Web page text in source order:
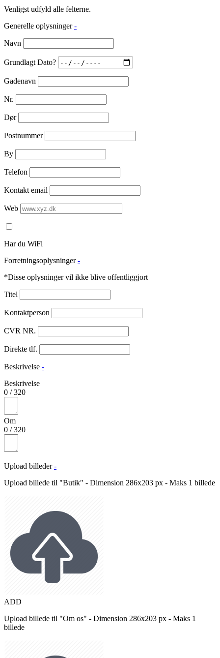
Venligst udfyld alle felterne.
Generelle oplysninger -
Navn
Grundlagt Dato?
Gadenavn
Nr.
Dør
Postnummer
By
Telefon
Kontakt email
Web
Har du WiFi
Forretningsoplysninger -
*Disse oplysninger vil ikke blive offentliggjort
Titel
Kontaktperson
CVR NR.
Direkte tlf.
Beskrivelse -
Beskrivelse
0 /320
Om
0 /320
Upload billeder -
Upload billede til "Butik" - Dimension 286x203 px - Maks 1 billede
ADD
Upload billede til "Om os" - Dimension 286x203 px - Maks 1
billede